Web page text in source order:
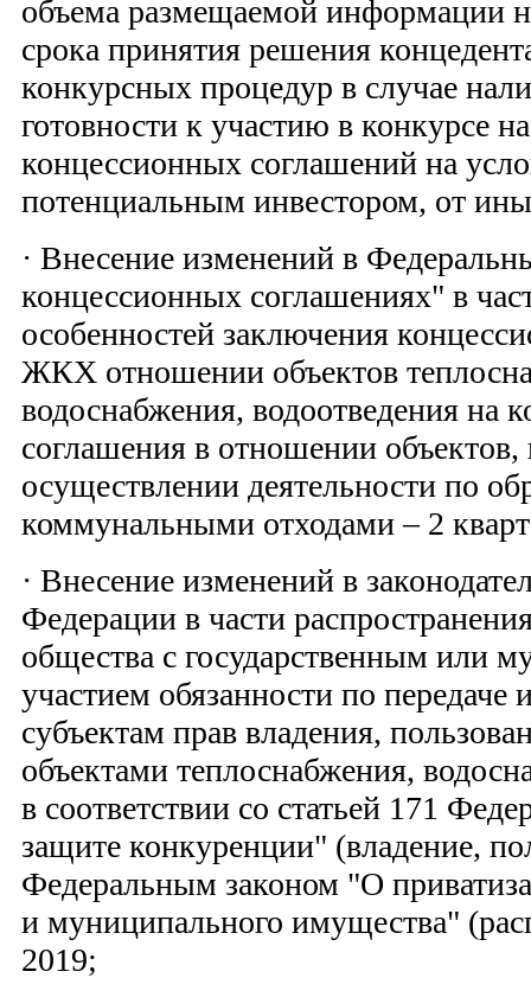
объема размещаемой информации
срока принятия решения
конкурсных процедур в случае
готовности к участию в конкурсе
концессионных соглашений на
потенциальным инвестором, от
· Внесение изменений в
концессионных соглашениях" в
особенностей заключения
ЖКХ отношении объектов
водоснабжения, водоотведения на
соглашения в отношении
осуществлении деятельности по
коммунальными отходами – 2
· Внесение изменений в
Федерации в части
общества с государственным или
участием обязанности по
субъектам прав владения,
объектами теплоснабжения,
в соответствии со статьей 171
защите конкуренции" (владение,
Федеральным законом "О
и муниципального имущества"
2019;